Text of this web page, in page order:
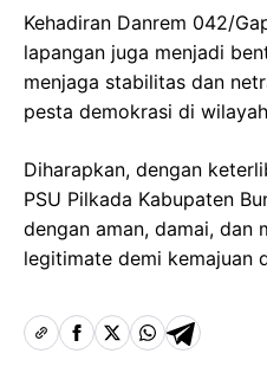
Kehadiran Danrem 042/
lapangan juga menjadi
menjaga stabilitas dan
pesta demokrasi di
Diharapkan, dengan
PSU Pilkada Kabupaten
dengan aman, damai, dan
legitimate demi kemajuan